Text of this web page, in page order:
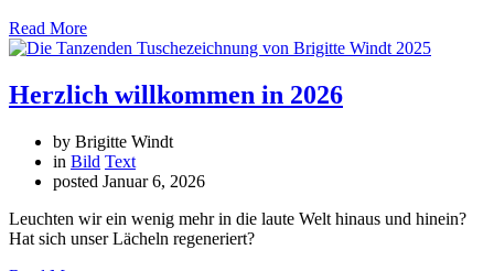
Read More
Herzlich willkommen in 2026
by Brigitte Windt
in Bild Text
posted Januar 6, 2026
Leuchten wir ein wenig mehr in die laute Welt hinaus und hinein?
Hat sich unser Lächeln regeneriert?